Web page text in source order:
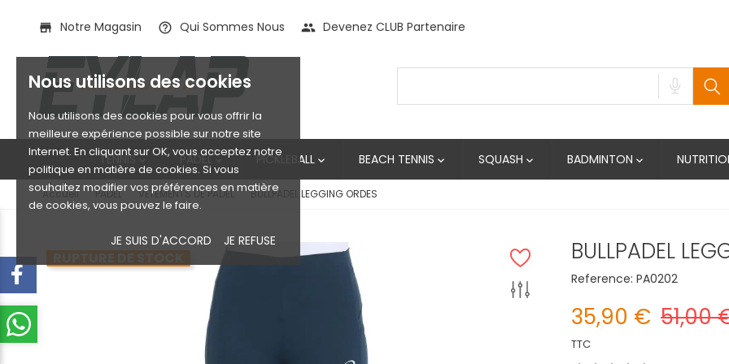
Nous utilisons des cookies
Nous utilisons des cookies pour vous offrir la
meilleure expérience possible sur notre site
Internet. En cliquant sur OK, vous acceptez notre
politique en matière de cookies. Si vous
souhaitez modifier vos préférences en matière
de cookies, vous pouvez le faire.
JE SUIS D'ACCORD JE REFUSE
store Notre Magasin help_outline Qui Sommes Nous people Devenez CLUB Partenaire
TENNIS PADEL PICKLEBALL  BEACH TENNIS  SQUASH  BADMINTON 
Accueil PADEL VÊTEMENTS DE PADEL BULLPADEL LEGGING ORDES
RUPTURE DE STOCK BULLPADEL
Reference: PA0202
35,90 € 51,00
TTC